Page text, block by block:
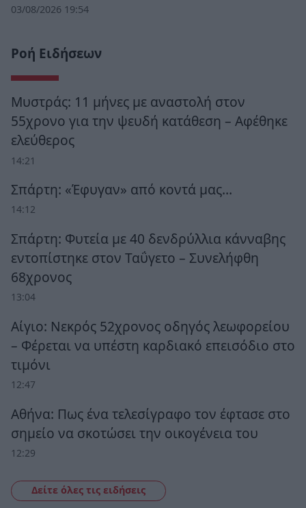
03/08/2026 19:54
Ροή Ειδήσεων
Μυστράς: 11 μήνες με αναστολή στον
55χρονο για την ψευδή κατάθεση – Αφέθηκε
ελεύθερος
14:21
Σπάρτη: «Έφυγαν» από κοντά μας…
14:12
Σπάρτη: Φυτεία με 40 δενδρύλλια κάνναβης
εντοπίστηκε στον Ταΰγετο – Συνελήφθη
68χρονος
13:04
Αίγιο: Νεκρός 52χρονος οδηγός λεωφορείου
– Φέρεται να υπέστη καρδιακό επεισόδιο στο
τιμόνι
12:47
Αθήνα: Πως ένα τελεσίγραφο τον έφτασε στο
σημείο να σκοτώσει την οικογένεια του
12:29
Δείτε όλες τις ειδήσεις